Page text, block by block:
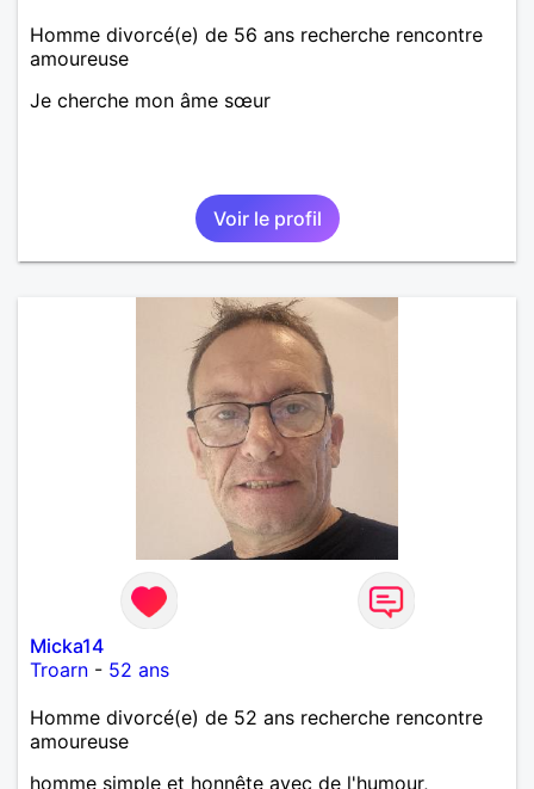
Homme divorcé(e) de 56 ans recherche rencontre
amoureuse
Je cherche mon âme sœur
Voir le profil
Micka14
Troarn - 52 ans
Homme divorcé(e) de 52 ans recherche rencontre
amoureuse
homme simple et honnête avec de l'humour,